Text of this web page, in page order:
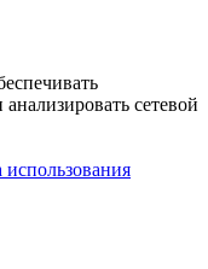
сетевой